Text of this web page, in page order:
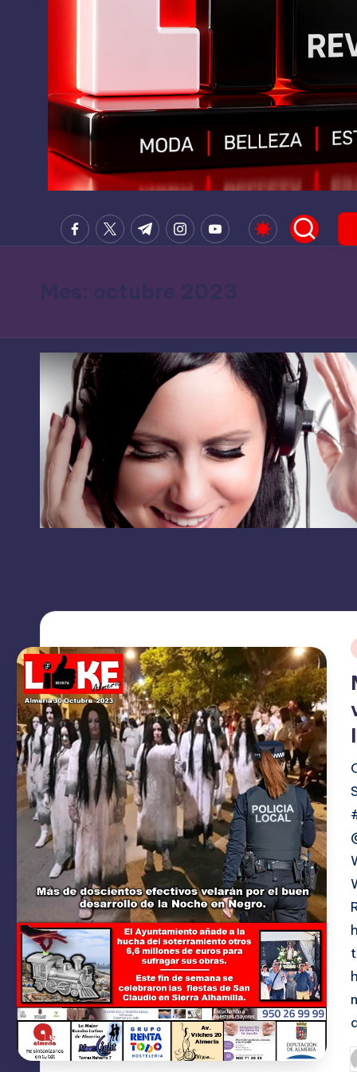
R
O
L
I
K
E
C
U
N
I
C
A
C
I
O
N
S
DIGITAL,
CONTENIDO,
RRSS
contacto:
grupolikecomunicaciones@gmail.com
facebook.com
twitter.com
t.me instagram.com
youtube.com